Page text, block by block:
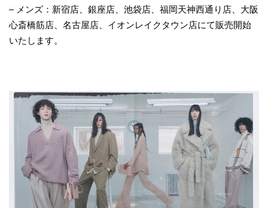
– メンズ：新宿店、銀座店、池袋店、福岡天神西通り店、大阪
心斎橋筋店、名古屋店、イオンレイクタウン店にて販売開始
いたします。